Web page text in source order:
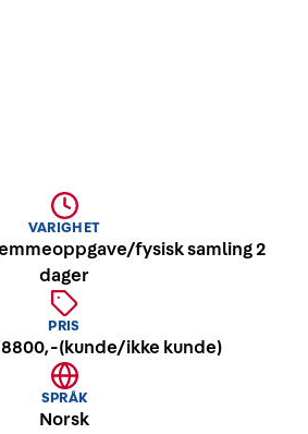
VARIGHET
fysisk samling 2
dager
PRIS
(kunde/ikke kunde)
SPRÅK
Norsk